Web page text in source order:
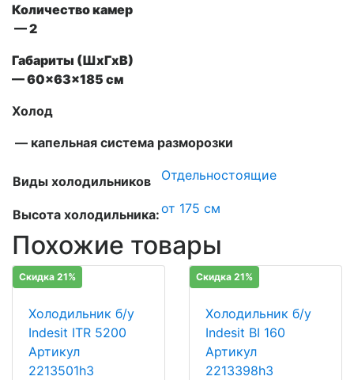
Количество камер
— 2
Габариты (ШxГxВ)
— 60x63x185 см
Холод
— капельная система разморозки
Виды холодильников Отдельностоящие
Высота холодильника:от 175 см
Похожие товары
Скидка 21%
Холодильник б/у
Indesit ITR 5200
Артикул
2213501h3
Скидка 21%
Холодильник б/у
Indesit BI 160
Артикул
2213398h3